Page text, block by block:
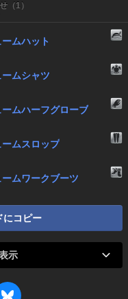
（1）
ムハット
ムシャツ
ムハーフグローブ
ムスロップ
ムワークブーツ
にコピー
示